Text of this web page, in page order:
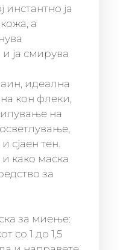
ја
а
ја смирува
идеална
кон флеки,
на
сјаен тен.
како маска
за
за миење:
со 1 до 1,5